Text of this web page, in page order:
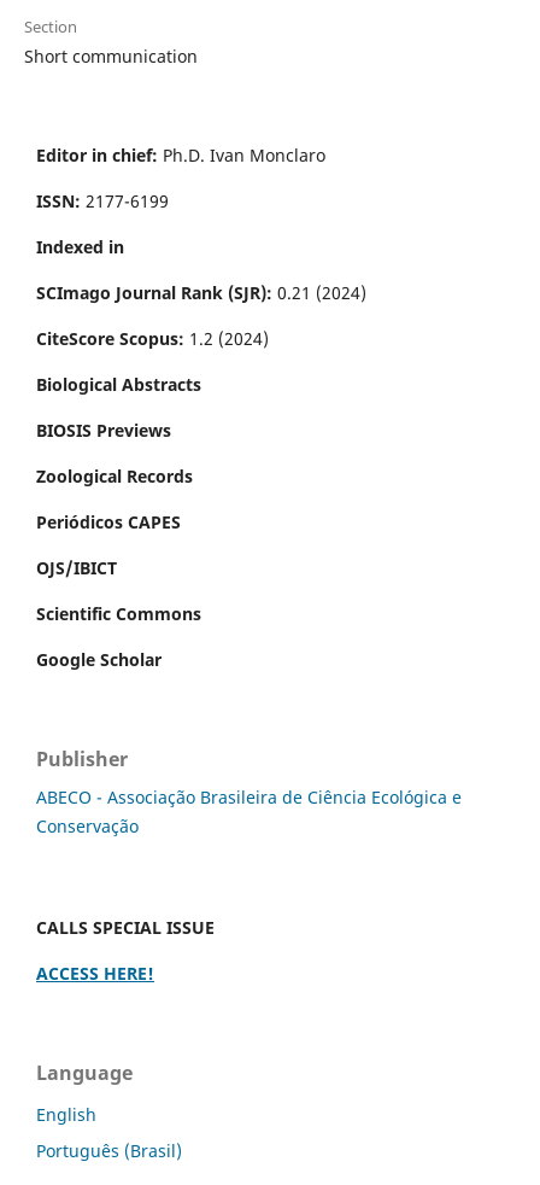
Section
Short communication
Editor in chief: Ph.D. Ivan Monclaro
ISSN: 2177-6199
Indexed in
SCImago Journal Rank (SJR): 0.21 (2024)
CiteScore Scopus: 1.2 (2024)
Biological Abstracts
BIOSIS Previews
Zoological Records
Periódicos CAPES
OJS/IBICT
Scientific Commons
Google Scholar
Publisher
ABECO - Associação Brasileira de Ciência Ecológica e
Conservação
CALLS SPECIAL ISSUE
ACCESS HERE!
Language
English
Português (Brasil)